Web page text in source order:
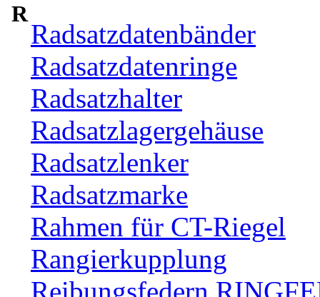
R
Radsatzdatenbänder
Radsatzdatenringe
Radsatzhalter
Radsatzlagergehäuse
Radsatzlenker
Radsatzmarke
Rahmen für CT-Riegel
Rangierkupplung
Reibungsfedern